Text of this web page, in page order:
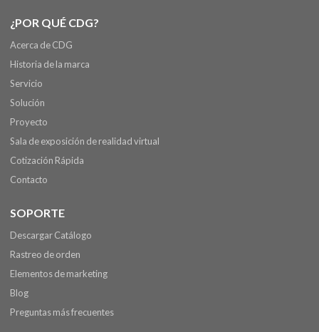
¿POR QUÉ CDG?
Acerca de CDG
Historia de la marca
Servicio
Solución
Proyecto
Sala de exposición de realidad virtual
Cotización Rápida
Contacto
SOPORTE
Descargar Catálogo
Rastreo de orden
Elementos de marketing
Blog
Preguntas más frecuentes